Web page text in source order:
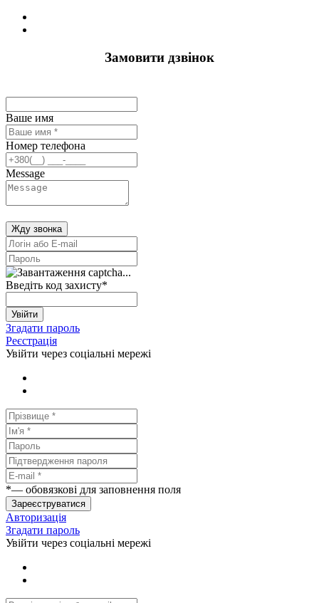
Замовити дзвінок
Ваше имя
Номер телефона
Message
Жду звонка
Введіть код захисту*
Увійти
Згадати пароль
Реєстрація
Увійти через соціальні мережі
*— обовязкові для заповнення поля
Зареєструватися
Авторизація
Згадати пароль
Увійти через соціальні мережі